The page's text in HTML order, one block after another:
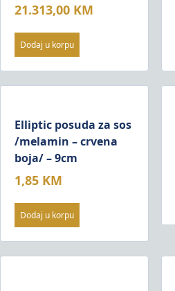
21.313,00 KM
Dodaj u korpu
Elliptic posuda za sos
/melamin – crvena
boja/ – 9cm
1,85 KM
Dodaj u korpu